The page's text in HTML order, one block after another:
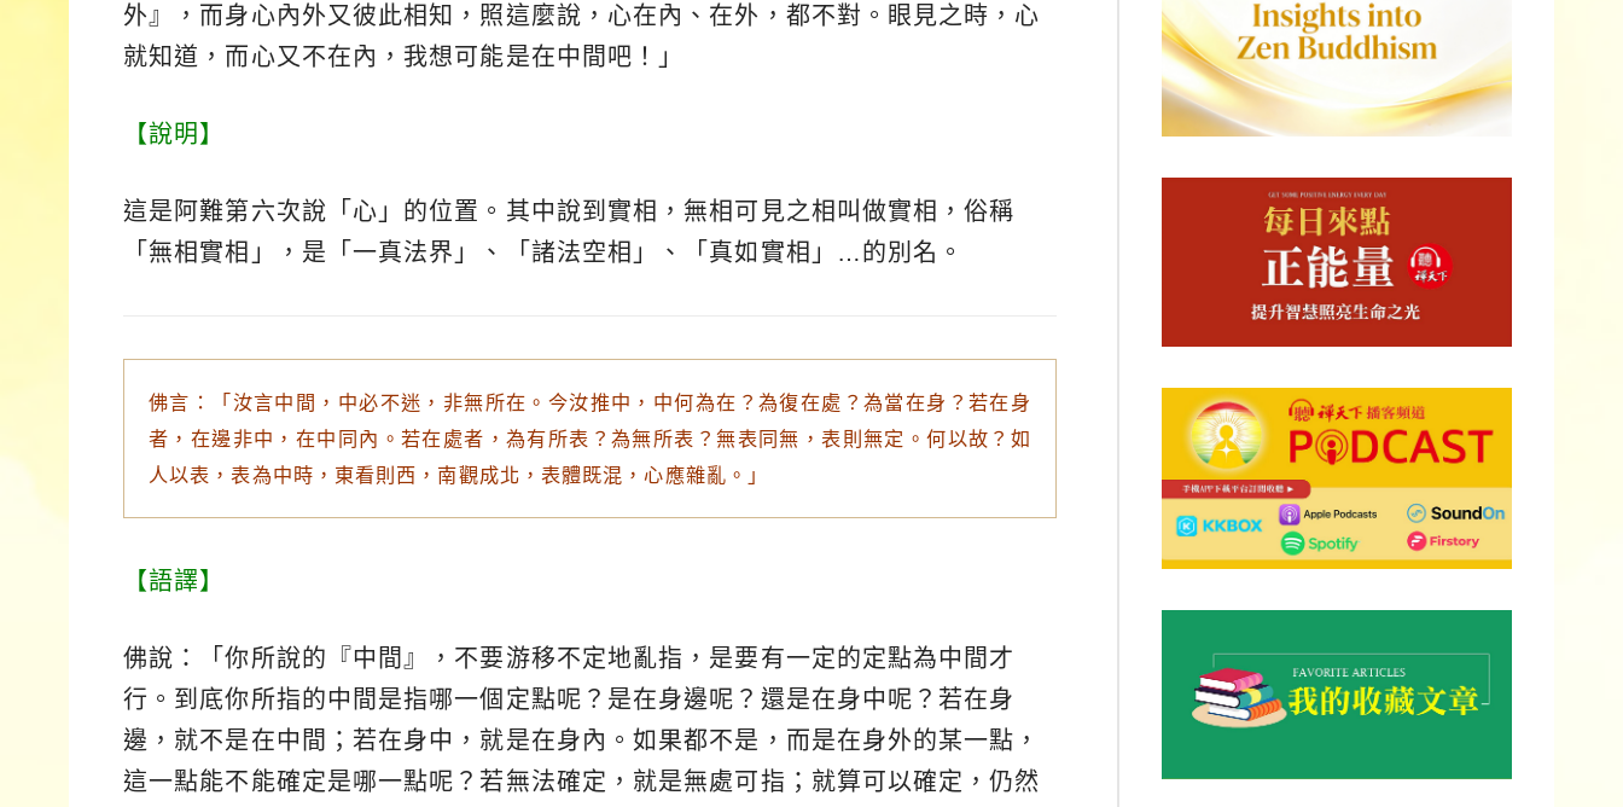
外』，而身心內外又彼此相知，照這麼說，心在內、在外，都不對。眼見之時，心
就知道，而心又不在內，我想可能是在中間吧！」
【說明】
這是阿難第六次說「心」的位置。其中說到實相，無相可見之相叫做實相，俗稱
「無相實相」，是「一真法界」、「諸法空相」、「真如實相」…的別名。
佛言：「汝言中間，中必不迷，非無所在。今汝推中，中何為在？為復在處？為當在身？若在身
者，在邊非中，在中同內。若在處者，為有所表？為無所表？無表同無，表則無定。何以故？如
人以表，表為中時，東看則西，南觀成北，表體既混，心應雜亂。」
【語譯】
佛說：「你所說的『中間』，不要游移不定地亂指，是要有一定的定點為中間才
行。到底你所指的中間是指哪一個定點呢？是在身邊呢？還是在身中呢？若在身
邊，就不是在中間；若在身中，就是在身內。如果都不是，而是在身外的某一點，
這一點能不能確定是哪一點呢？若無法確定，就是無處可指；就算可以確定，仍然